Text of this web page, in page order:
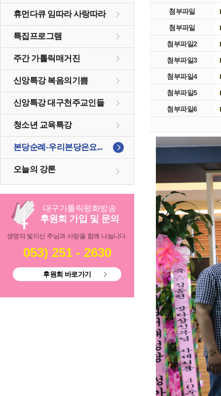
휴먼다큐 임따라 사랑따라
특집프로그램
주간 가톨릭매거진
신앙특강 복음의기쁨
신앙특강 대구천주교인들
청소년 교육특강
본당순례-우리본당은요...
오늘의 강론
대구가톨릭평화방송
후원회 가입 및 문의
생명의 빛이신 주님과 사랑을 함께 나눕니다.
053) 251 - 2630
후원회 바로가기
첨부파일
첨부파일
첨부파일2
첨부파일3
첨부파일4
첨부파일5
첨부파일6